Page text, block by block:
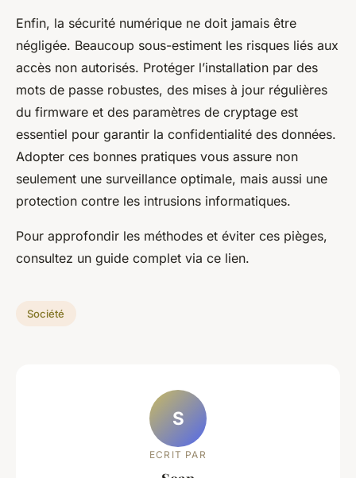
Enfin, la sécurité numérique ne doit jamais être
négligée. Beaucoup sous-estiment les risques liés aux
accès non autorisés. Protéger l’installation par des
mots de passe robustes, des mises à jour régulières
du firmware et des paramètres de cryptage est
essentiel pour garantir la confidentialité des données.
Adopter ces bonnes pratiques vous assure non
seulement une surveillance optimale, mais aussi une
protection contre les intrusions informatiques.
Pour approfondir les méthodes et éviter ces pièges,
consultez un guide complet via ce lien.
Société
S
ECRIT PAR